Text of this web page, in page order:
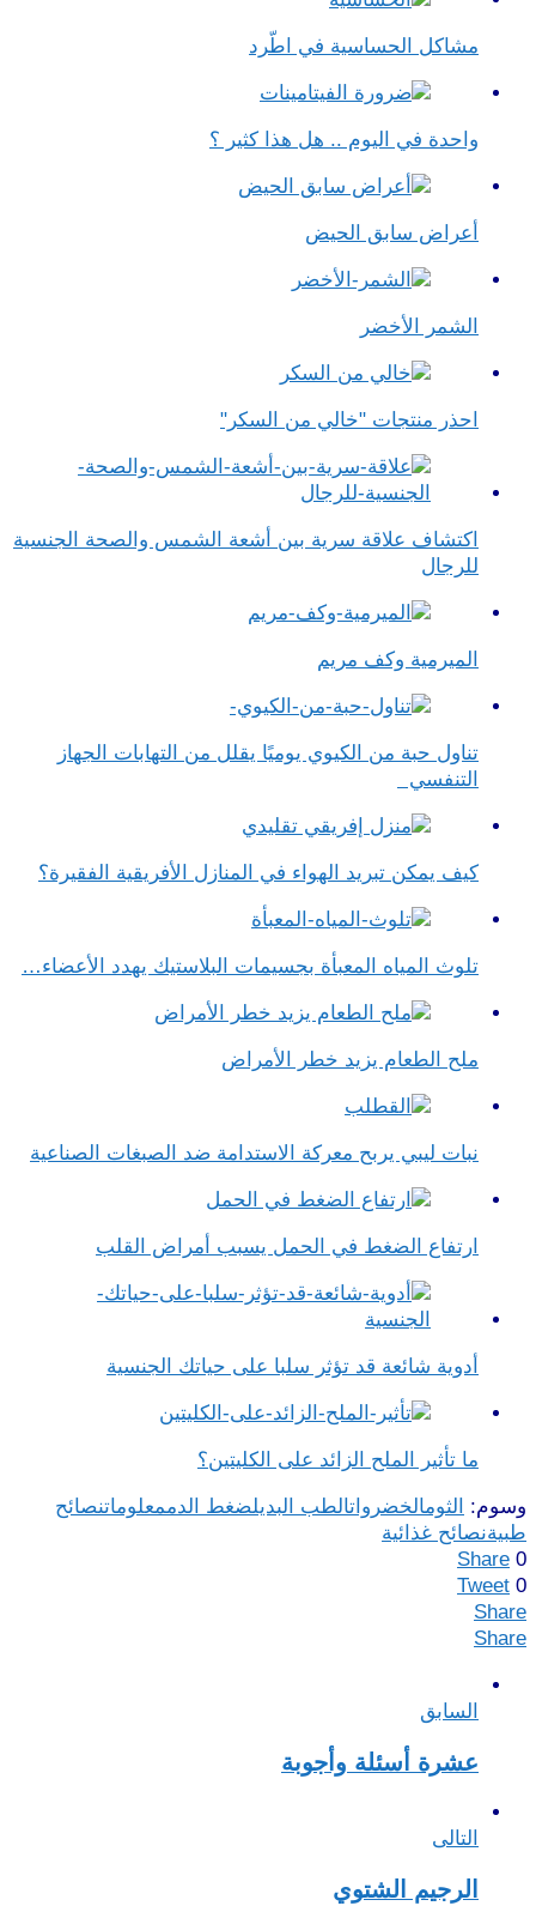
مشاكل الحساسية في اطّرد
واحدة في اليوم .. هل هذا كثير ؟
أعراض سابق الحيض
الشمر الأخضر
احذر منتجات "خالي من السكر"
اكتشاف علاقة سرية بين أشعة الشمس والصحة الجنسية
للرجال
الميرمية وكف مريم
تناول حبة من الكيوي يوميًا يقلل من التهابات الجهاز
التنفسي
كيف يمكن تبريد الهواء في المنازل الأفريقية الفقيرة؟
تلوث المياه المعبأة بجسيمات البلاستيك يهدد الأعضاء…
ملح الطعام يزيد خطر الأمراض
نبات ليبي يربح معركة الاستدامة ضد الصبغات الصناعية
ارتفاع الضغط في الحمل يسبب أمراض القلب
أدوية شائعة قد تؤثر سلبا على حياتك الجنسية
ما تأثير الملح الزائد على الكليتين؟
وسوم: الثومالخضرواتالطب البديلضغط الدممعلوماتنصائح
طبيةنصائح غذائية
Share 0
Tweet 0
Share
Share
السابق
عشرة أسئلة وأجوبة
التالى
الرجيم الشتوي